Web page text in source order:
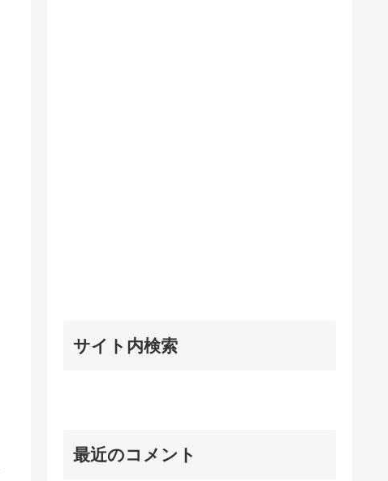
サイト内検索
最近のコメント